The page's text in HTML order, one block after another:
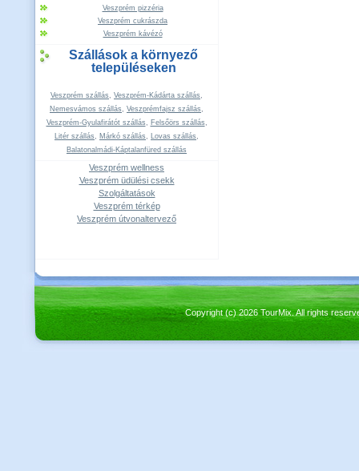
Veszprém pizzéria
Veszprém cukrászda
Veszprém kávézó
Szállások a környező
településeken
Veszprém szállás, Veszprém-Kádárta szállás,
Nemesvámos szállás, Veszprémfajsz szállás,
Veszprém-Gyulafirátót szállás, Felsőörs szállás,
Litér szállás, Márkó szállás, Lovas szállás,
Balatonalmádi-Káptalanfüred szállás
Veszprém wellness
Veszprém üdülési csekk
Szolgáltatások
Veszprém térkép
Veszprém útvonaltervező
Copyright (c) 2026 TourMix. All rights